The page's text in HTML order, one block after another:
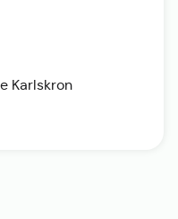
Karlskron